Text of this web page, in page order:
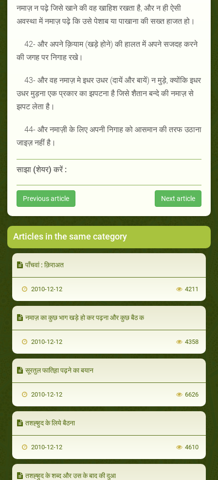
नमाज़ न पढ़े जिसे खाने की वह खाहिश रखता है, और न ही ऐसी
अवस्था में नमाज़ पढ़े कि उसे पेशाब या पाखाना की सख्त हाजत हो।
42- और अपने क़ियाम (खड़े होने) की हालत में अपने सजदह करने
की जगह पर निगाह रखे।
43- और वह नमाज़ मे इधर उधर (दायें और बायें) न मुड़े, क्योंकि इधर
उधर मुड़ना एक प्रकार का झपटना है जिसे शैतान बन्दे की नमाज़ से
झपट लेता है।
44- और नमाज़ी के लिए अपनी निगाह को आसमान की तरफ उठाना
जाइज़ नहीं है।
साझा (शेयर) करें :
Previous article Next article
Articles in the same category
पाँचवां : क़िराअत
2010-12-12 4211
नमाज़ का कुछ भाग खड़े हो कर पढ़ना और कुछ बैठ क
2010-12-12 4358
सूरतुल फातिह़ा पढ़ने का बयान
2010-12-12 6626
तशह्हुद के लिये बैठना
2010-12-12 4610
तशह्हुद के शब्द और उस के बाद की दुआ